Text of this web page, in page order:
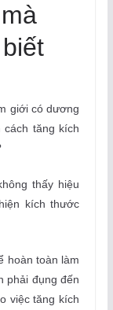
giới có dương
tăng kích
thấy hiệu
kích thước
hoàn toàn làm
phải đụng đến
việc tăng kích